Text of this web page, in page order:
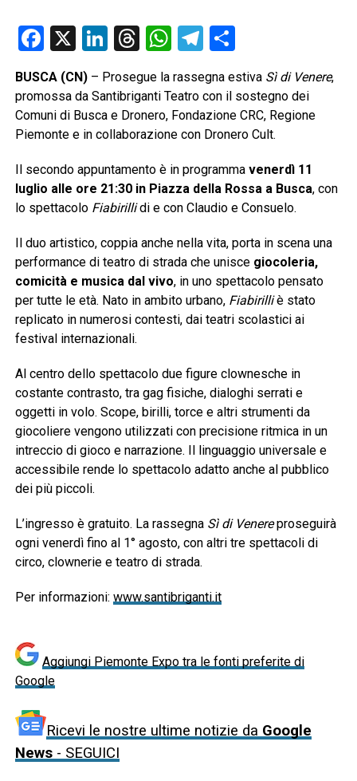
Facebook
X LinkedIn
Threads
WhatsApp
Telegram
BUSCA (CN)– Prosegue la rassegna estiva Sì di Venere,
promossa da Santibriganti Teatro con il sostegno dei
Comuni di Busca e Dronero, Fondazione CRC, Regione
Piemonte e in collaborazione con Dronero Cult.
Il secondo appuntamento è in programma venerdì 11
luglio alle ore 21:30 in Piazza della Rossa a Busca, con
lo spettacolo Fiabirillidi e con Claudio e Consuelo.
Il duo artistico, coppia anche nella vita, porta in scena una
performance di teatro di strada che unisce giocoleria,
comicità e musica dal vivo, in uno spettacolo pensato
per tutte le età. Nato in ambito urbano, Fiabirilliè stato
replicato in numerosi contesti, dai teatri scolastici ai
festival internazionali.
Al centro dello spettacolo due figure clownesche in
costante contrasto, tra gag fisiche, dialoghi serrati e
oggetti in volo. Scope, birilli, torce e altri strumenti da
giocoliere vengono utilizzati con precisione ritmica in un
intreccio di gioco e narrazione. Il linguaggio universale e
accessibile rende lo spettacolo adatto anche al pubblico
dei più piccoli.
L’ingresso è gratuito. La rassegna Sì di Venereproseguirà
ogni venerdì fino al 1° agosto, con altri tre spettacoli di
circo, clownerie e teatro di strada.
Per informazioni: www.santibriganti.it
Aggiungi Piemonte Expo tra le fonti preferite di
Google
Ricevi le nostre ultime notizie da Google
News- SEGUICI